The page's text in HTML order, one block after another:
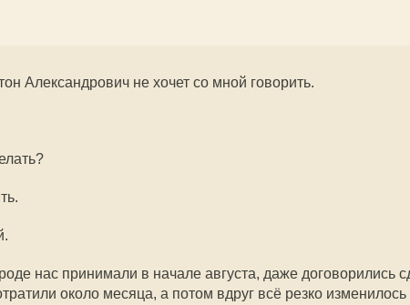
Александрович не хочет со мной говорить.
нас принимали в начале августа, даже договорились
около месяца, а потом вдруг всё резко изменилось